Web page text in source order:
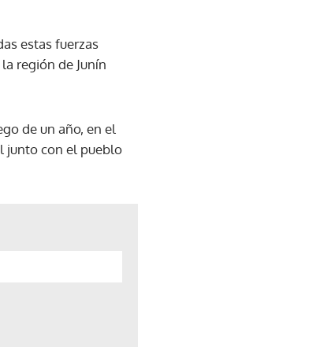
estas fuerzas
región de Junín
de un año, en el
junto con el pueblo